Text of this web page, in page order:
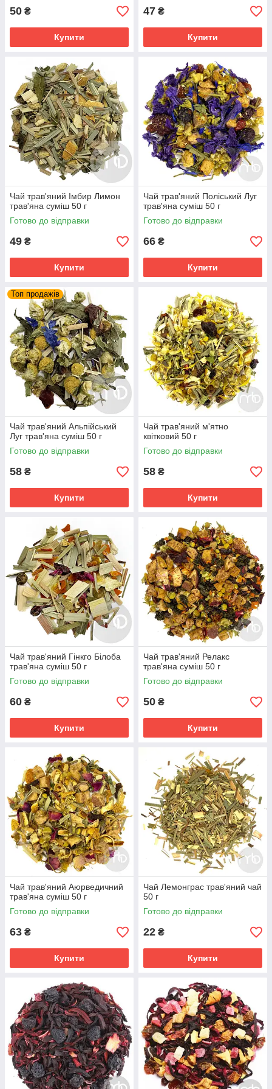
50 ₴
Купити
47 ₴
Купити
Чай трав'яний Імбир Лимон
трав'яна суміш 50 г
Готово до відправки
49 ₴
Купити
Чай трав'яний Поліський Луг
трав'яна суміш 50 г
Готово до відправки
66 ₴
Купити
Топ продажів
Чай трав'яний Альпійський
Луг трав'яна суміш 50 г
Готово до відправки
58 ₴
Купити
Чай трав'яний м'ятно
квітковий 50 г
Готово до відправки
58 ₴
Купити
Чай трав'яний Гінкго Білоба
трав'яна суміш 50 г
Готово до відправки
60 ₴
Купити
Чай трав'яний Релакс
трав'яна суміш 50 г
Готово до відправки
50 ₴
Купити
Чай трав'яний Аюрведичний
трав'яна суміш 50 г
Готово до відправки
63 ₴
Купити
Чай Лемонграс трав'яний чай
50 г
Готово до відправки
22 ₴
Купити